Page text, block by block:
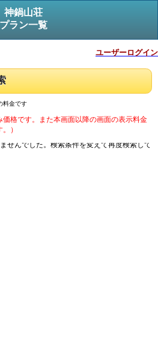
神鍋山荘
プラン一覧
ユーザーログイン
料金です
格です。また本画面以降の画面の表示料金
）
せんでした。検索条件を変えて再度検索して